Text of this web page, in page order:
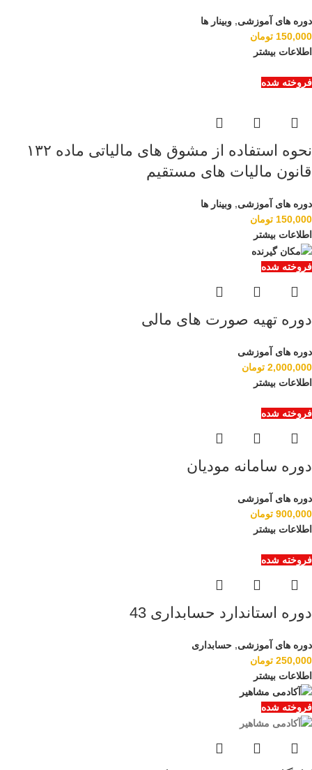
دوره های آموزشی, وبینار ها
150,000 تومان
اطلاعات بیشتر
فروخته شده
نحوه استفاده از مشوق های مالیاتی ماده ۱۳۲
قانون مالیات های مستقیم
دوره های آموزشی, وبینار ها
150,000 تومان
اطلاعات بیشتر
فروخته شده
دوره تهیه صورت های مالی
دوره های آموزشی
2,000,000 تومان
اطلاعات بیشتر
فروخته شده
دوره سامانه مودیان
دوره های آموزشی
900,000 تومان
اطلاعات بیشتر
فروخته شده
دوره استاندارد حسابداری 43
دوره های آموزشی, حسابداری
250,000 تومان
اطلاعات بیشتر
فروخته شده